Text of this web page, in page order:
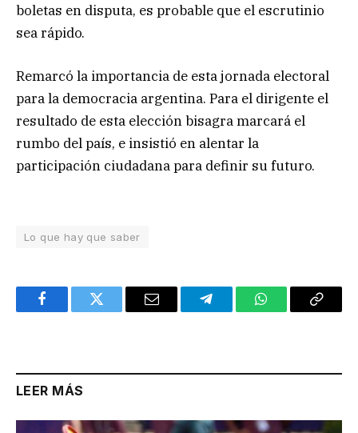
boletas en disputa, es probable que el escrutinio
sea rápido.
Remarcó la importancia de esta jornada electoral
para la democracia argentina. Para el dirigente el
resultado de esta elección bisagra marcará el
rumbo del país, e insistió en alentar la
participación ciudadana para definir su futuro.
Lo que hay que saber
FacebookTwitter Email TelegramWhatsAppCopy
LEER MÁS